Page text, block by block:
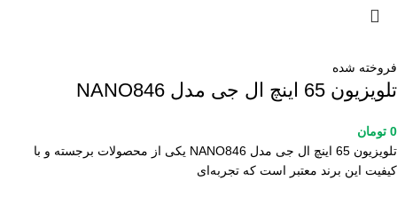
فروخته شده
تلویزیون 65 اینچ ال جی مدل NANO846
0 تومان
تلویزیون 65 اینچ ال جی مدل NANO846 یکی از محصولات برجسته و با
کیفیت این برند معتبر است که تجربه‌ای